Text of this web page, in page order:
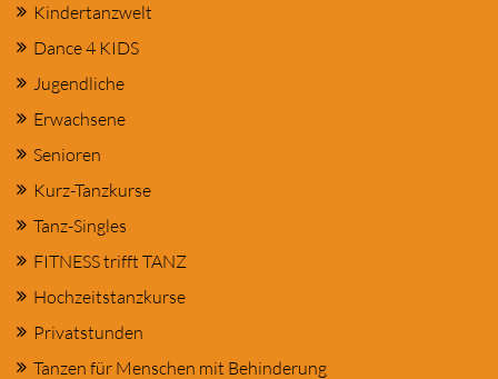
Kindertanzwelt
Dance 4 KIDS
Jugendliche
Erwachsene
Senioren
Kurz-Tanzkurse
Tanz-Singles
FITNESS trifft TANZ
Hochzeitstanzkurse
Privatstunden
Tanzen für Menschen mit Behinderung